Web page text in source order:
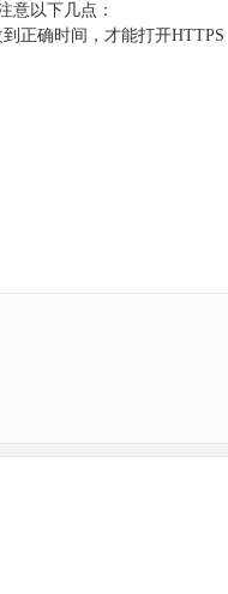
意以下几点：
正确时间，才能打开HTTPS